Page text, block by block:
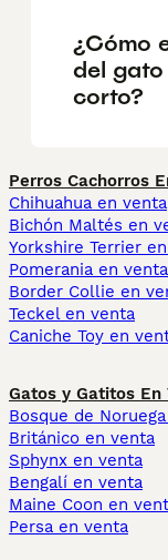
¿Cómo
del
corto?
Perros Cachorros
Chihuahua en venta
Bichón Maltés en
Yorkshire Terrier
Pomerania en venta
Border Collie en
Teckel en venta
Caniche Toy en
Gatos y Gatitos En
Bosque de
Británico en venta
Sphynx en venta
Bengalí en venta
Maine Coon en
Persa en venta